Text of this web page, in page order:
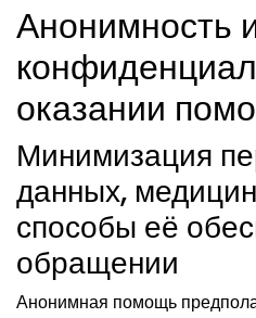
Анонимность
оказании
Минимизация
данных,
способы её
обращении
Анонимная помощь